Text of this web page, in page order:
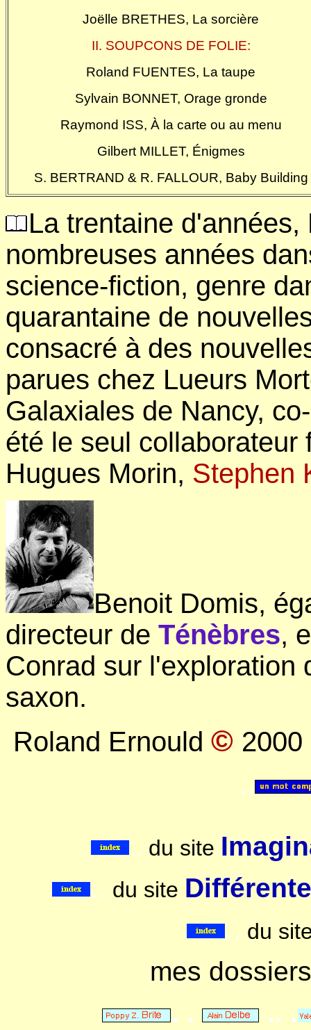
Joëlle BRETHES, La sorcière
II. SOUPCONS DE FOLIE:
Roland FUENTES, La taupe
Sylvain BONNET, Orage gronde
Raymond ISS, À la carte ou au menu
Gilbert MILLET, Énigmes
S. BERTRAND & R. FALLOUR, Baby Building
La trentaine
nombreuses années
science-fiction, genre
quarantaine de
consacré à des
parues chez Lueurs
Galaxiales de Nancy,
été le seul collaborateur
Hugues Morin, Stephen
Benoit Domis,
directeur de Ténèbres,
Conrad sur l'exploration
saxon.
Roland Ernould © 2000
..
.. du site
.. du site
.. du
mes
. .
.. .